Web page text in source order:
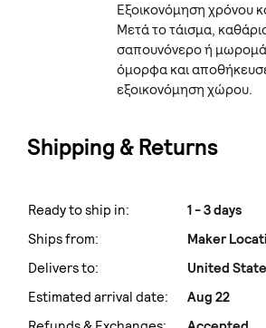
Εξοικονόμηση χρόνου
Μετά το τάισμα,
σαπουνόνερο ή
όμορφα και
εξοικονόμηση χώρου.
Shipping & Returns
Ready to ship in:
1 - 3 days
Ships from:
Maker
Delivers to:
United
Estimated arrival date:
Aug 22